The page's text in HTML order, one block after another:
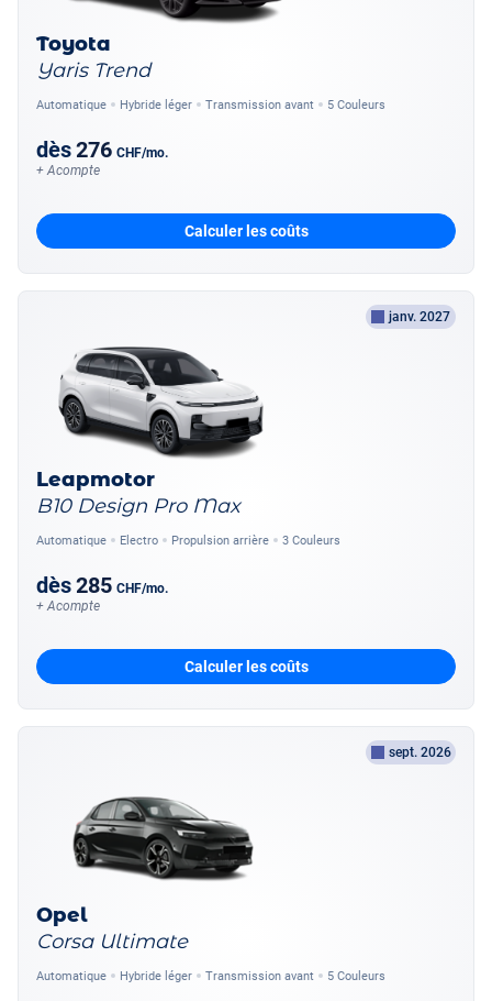
Toyota
Yaris Trend
Automatique Hybride léger Transmission avant 5 Couleurs
dès276 CHF/mo.
+ Acompte
Calculer les coûts
janv. 2027
Leapmotor
B10 Design Pro Max
Automatique Electro Propulsion arrière 3 Couleurs
dès285 CHF/mo.
+ Acompte
Calculer les coûts
sept. 2026
Opel
Corsa Ultimate
Automatique Hybride léger Transmission avant 5 Couleurs